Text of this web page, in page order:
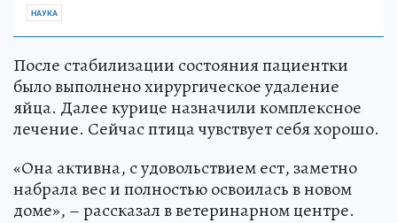
НАУКА
После стабилизации состояния пациентки
было выполнено хирургическое удаление
яйца. Далее курице назначили комплексное
лечение. Сейчас птица чувствует себя хорошо.
«Она активна, с удовольствием ест, заметно
набрала вес и полностью освоилась в новом
доме», – рассказал в ветеринарном центре.